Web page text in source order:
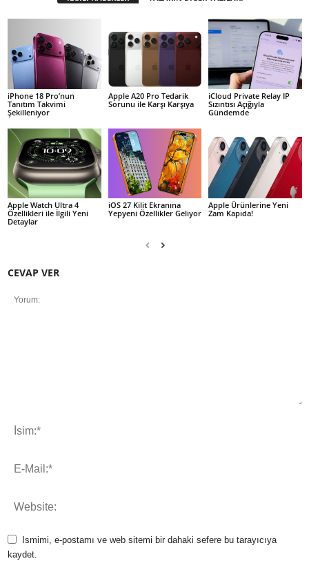
iPhone 18 Pro’nun
Tanıtım Takvimi
Şekilleniyor
Apple A20 Pro Tedarik
Sorunu ile Karşı Karşıya
iCloud Private Relay IP
Sızıntısı Açığıyla
Gündemde
Apple Watch Ultra 4
Özellikleri ile İlgili Yeni
Detaylar
iOS 27 Kilit Ekranına
Yepyeni Özellikler Geliyor
Apple Ürünlerine Yeni
Zam Kapıda!
CEVAP VER
Ismimi, e-postamı ve web sitemi bir dahaki sefere bu tarayıcıya
kaydet.